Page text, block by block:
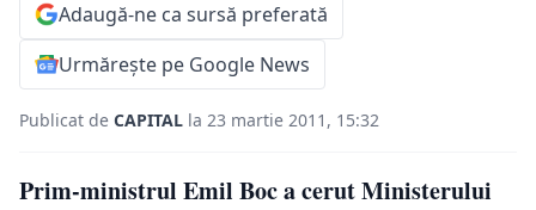
Adaugă-ne ca sursă preferată
Urmărește pe Google News
Publicat de CAPITAL la 23 martie 2011, 15:32
Prim-ministrul Emil Boc a cerut Ministerului